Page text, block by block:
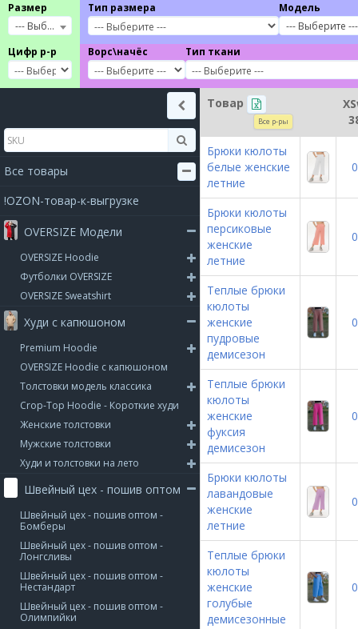
Размер
--- Выберите ---
Цифр р-р
Тип размера
Модель
--- Выберите ---
Ворс\начёс
Тип ткани
Все товары
!OZON-товар-к-выгрузке
OVERSIZE Модели
OVERSIZE Hoodie
Футболки OVERSIZE
OVERSIZE Sweatshirt
Худи с капюшоном
Premium Hoodie
OVERSIZE Hoodie с капюшоном
Толстовки модель классика
Crop-Top Hoodie - Короткие худи
Женские толстовки
Мужские толстовки
Худи и толстовки на лето
Швейный цех - пошив оптом
Швейный цех - пошив оптом -
Бомберы
Швейный цех - пошив оптом -
Лонгсливы
Швейный цех - пошив оптом -
Нестандарт
Швейный цех - пошив оптом -
Олимпийки
Товар
Все р-ры
Брюки кюлоты
белые женские
летние
0
Брюки кюлоты
персиковые
женские
летние
0
Теплые брюки
кюлоты
женские
пудровые
демисезон
0
Теплые брюки
кюлоты
женские
фуксия
демисезон
0
Брюки кюлоты
лавандовые
женские
летние
0
Теплые брюки
кюлоты
женские
голубые
демисезонные
0